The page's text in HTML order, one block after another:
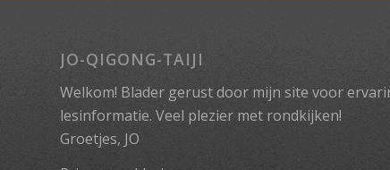
JO-QIGONG-TAIJI
Welkom! Blader gerust door mijn site voor
lesinformatie. Veel plezier met rondkijken!
Groetjes, JO